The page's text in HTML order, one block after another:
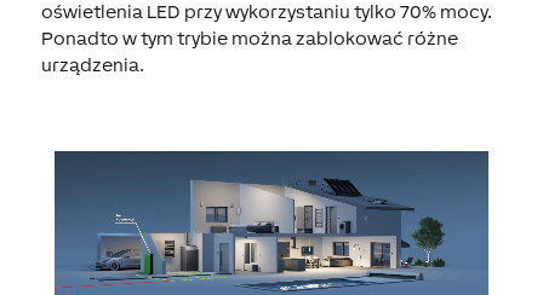
oświetlenia LED przy wykorzystaniu tylko 70% mocy.
Ponadto w tym trybie można zablokować różne
urządzenia.